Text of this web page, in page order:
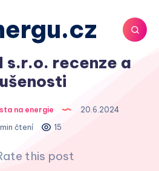
s.r.o. recenze a
na energie
20.6.2024
min čtení
15
this post